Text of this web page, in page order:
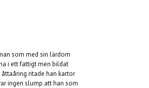
som med sin lärdom
i ett fattigt men bildat
ritade han kartor
ingen slump att han som